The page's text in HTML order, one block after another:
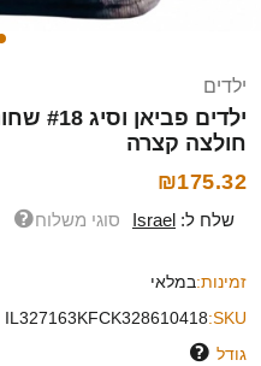
ילדים
חולצה קצרה
₪175.32
שלח ל: Israel סוגי משלוח
זמינות:במלאי
SKU:
IL327163KFCK328610418
גודל